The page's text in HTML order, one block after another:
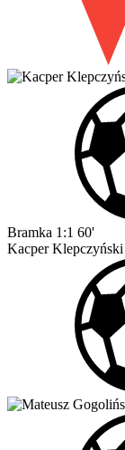
Bramka 1:1 60'
Kacper Klepczyński